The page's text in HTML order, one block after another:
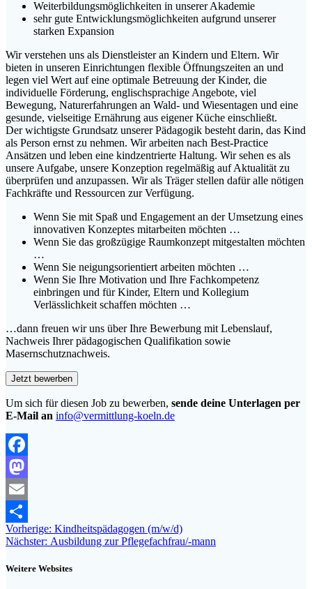
Weiterbildungsmöglichkeiten in unserer Akademie
sehr gute Entwicklungsmöglichkeiten aufgrund unserer
starken Expansion
Wir verstehen uns als Dienstleister an Kindern und Eltern. Wir
bieten in unseren Einrichtungen flexible Öffnungszeiten an und
legen viel Wert auf eine optimale Betreuung der Kinder, die
individuelle Förderung, englischsprachige Angebote, viel
Bewegung, Naturerfahrungen an Wald- und Wiesentagen und eine
gesunde, vielseitige Ernährung aus eigener Küche einschließt.
Der wichtigste Grundsatz unserer Pädagogik besteht darin, das Kind
als Person ernst zu nehmen. Wir arbeiten nach Best-Practice
Ansätzen und leben eine kindzentrierte Haltung. Wir sehen es als
unsere Aufgabe, unsere Konzeption regelmäßig auf Aktualität zu
überprüfen und anzupassen. Wir als Träger stellen dafür alle nötigen
Fachkräfte und Ressourcen zur Verfügung.
Wenn Sie mit Spaß und Engagement an der Umsetzung eines
innovativen Konzeptes mitarbeiten möchten …
Wenn Sie das großzügige Raumkonzept mitgestalten möchten
…
Wenn Sie neigungsorientiert arbeiten möchten …
Wenn Sie Ihre Motivation und Ihre Fachkompetenz
einbringen und für Kinder, Eltern und Kollegium
Verlässlichkeit schaffen möchten …
…dann freuen wir uns über Ihre Bewerbung mit Lebenslauf,
Nachweis Ihrer pädagogischen Qualifikation sowie
Masernschutznachweis.
Um sich für diesen Job zu bewerben, sende deine Unterlagen per
E-Mail an info@vermittlung-koeln.de
Facebook
Mastodon
Email
Teilen
Beitragsnavigation
Vorherige: Vorheriger
Beitrag:
Kindheitspädagogen (m/w/d)
Nächster: Nächster
Ausbildung zur Pflegefachfrau/-mann
Weitere Websites